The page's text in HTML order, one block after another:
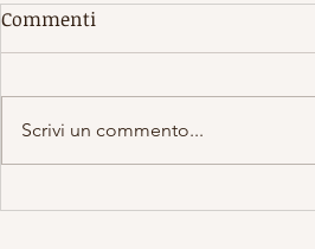
Commenti
Scrivi un commento...